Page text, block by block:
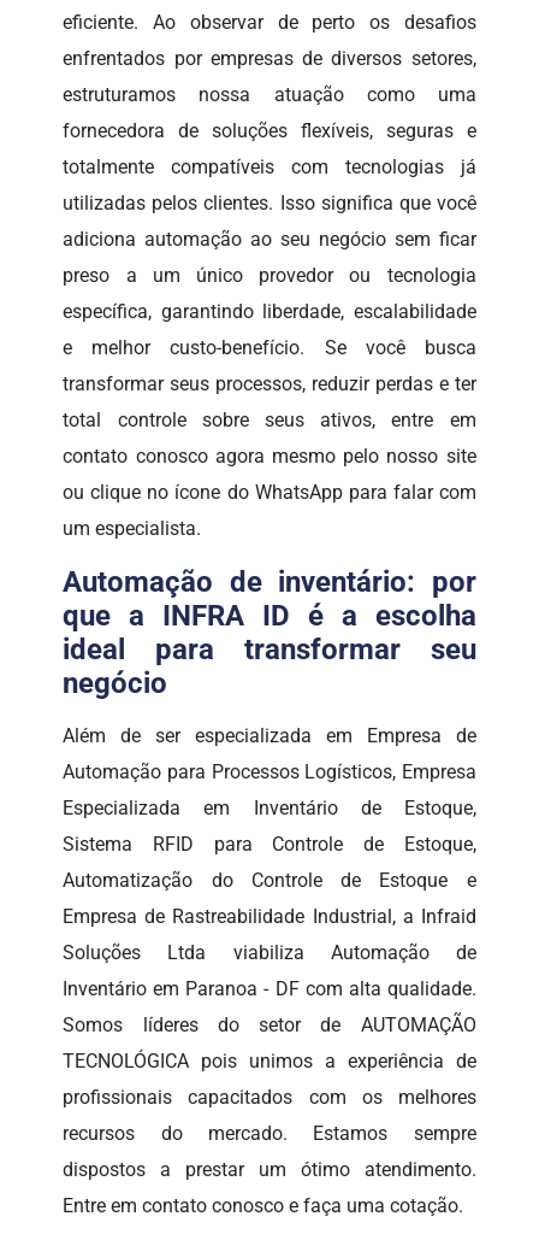
eficiente. Ao observar de perto os desafios
enfrentados por empresas de diversos setores,
estruturamos nossa atuação como uma
fornecedora de soluções flexíveis, seguras e
totalmente compatíveis com tecnologias já
utilizadas pelos clientes. Isso significa que você
adiciona automação ao seu negócio sem ficar
preso a um único provedor ou tecnologia
específica, garantindo liberdade, escalabilidade
e melhor custo-benefício. Se você busca
transformar seus processos, reduzir perdas e ter
total controle sobre seus ativos, entre em
contato conosco agora mesmo pelo nosso site
ou clique no ícone do WhatsApp para falar com
um especialista.
Automação de inventário: por
que a INFRA ID é a escolha
ideal para transformar seu
negócio
Além de ser especializada em Empresa de
Automação para Processos Logísticos, Empresa
Especializada em Inventário de Estoque,
Sistema RFID para Controle de Estoque,
Automatização do Controle de Estoque e
Empresa de Rastreabilidade Industrial, a Infraid
Soluções Ltda viabiliza Automação de
Inventário em Paranoa - DF com alta qualidade.
Somos líderes do setor de AUTOMAÇÃO
TECNOLÓGICA pois unimos a experiência de
profissionais capacitados com os melhores
recursos do mercado. Estamos sempre
dispostos a prestar um ótimo atendimento.
Entre em contato conosco e faça uma cotação.